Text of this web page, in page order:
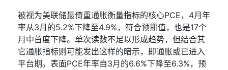
被视为美联储最倚重通胀衡量指标的核心PCE， 4月年
率从3月的5.2%下降至4.9%，符合预期值，也是17个
月中首度下降。单次读数不足以形成趋势，但结合其
它通胀指标则可能发出这样的暗示，即通胀或已进入
平台期。表面PCE年率自3月的6.6%下降至6.3%，预